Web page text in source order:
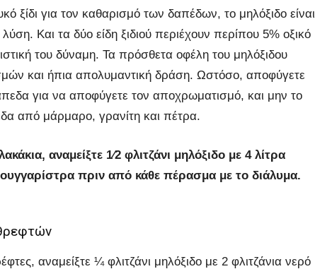
ξίδι για τον καθαρισμό των δαπέδων, το μηλόξιδο είναι
Και τα δύο είδη ξιδιού περιέχουν περίπου 5% οξικό
του δύναμη. Τα πρόσθετα οφέλη του μηλόξιδου
και ήπια απολυμαντική δράση. Ωστόσο, αποφύγετε
για να αποφύγετε τον αποχρωματισμό, και μην το
από μάρμαρο, γρανίτη και πέτρα.
αναμείξτε 1⁄2 φλιτζάνι μηλόξιδο με 4 λίτρα
πριν από κάθε πέρασμα με το διάλυμα.
αναμείξτε ¼ φλιτζάνι μηλόξιδο με 2 φλιτζάνια νερό